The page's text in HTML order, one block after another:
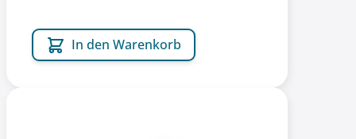
In den Warenkorb